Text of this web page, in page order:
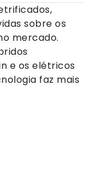
sobre os
mercado.
e os elétricos
faz mais